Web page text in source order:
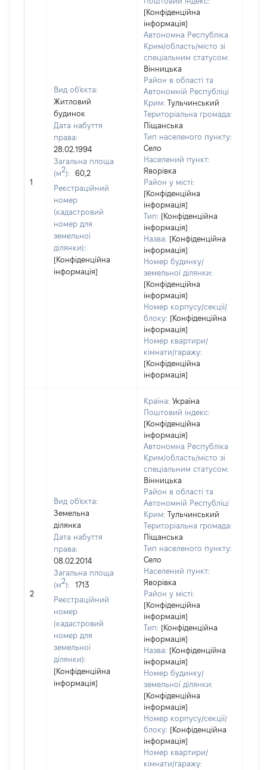
1
Вид об'єкта:
Житловий
будинок
Дата набуття
права:
28.02.1994
Загальна площа
(м2):
60,2
Реєстраційний
номер
(кадастровий
номер для
земельної
ділянки):
[Конфіденційна
інформація]
[Конфіденційна
інформація]
Автономна Республіка
Крим/область/місто зі
спеціальним статусом:
Вінницька
Район в області та
Автономній Республіці
Крим: Тульчинський
Територіальна громада:
Піщанська
Тип населеного пункту:
Село
Населений пункт:
Яворівка
Район у місті:
[Конфіденційна
інформація]
Тип: [Конфіденційна
інформація]
Назва: [Конфіденційна
інформація]
Номер будинку/
земельної ділянки:
[Конфіденційна
інформація]
Номер корпусу/секції/
блоку: [Конфіденційна
інформація]
Номер квартири/
кімнати/гаражу:
[Конфіденційна
інформація]
2
Вид об'єкта:
Земельна
ділянка
Дата набуття
права:
08.02.2014
Загальна площа
(м2):
1713
Реєстраційний
номер
(кадастровий
номер для
земельної
ділянки):
[Конфіденційна
інформація]
Країна: Україна
Поштовий індекс:
[Конфіденційна
інформація]
Автономна Республіка
Крим/область/місто зі
спеціальним статусом:
Вінницька
Район в області та
Автономній Республіці
Крим: Тульчинський
Територіальна громада:
Піщанська
Тип населеного пункту:
Село
Населений пункт:
Яворівка
Район у місті:
[Конфіденційна
інформація]
Тип: [Конфіденційна
інформація]
Назва: [Конфіденційна
інформація]
Номер будинку/
земельної ділянки:
[Конфіденційна
інформація]
Номер корпусу/секції/
блоку: [Конфіденційна
інформація]
Номер квартири/
кімнати/гаражу: